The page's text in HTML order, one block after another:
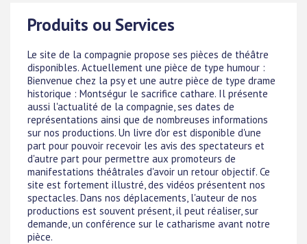
Produits ou Services
Le site de la compagnie propose ses pièces de théâtre
disponibles. Actuellement une pièce de type humour :
Bienvenue chez la psy et une autre pièce de type drame
historique : Montségur le sacrifice cathare. Il présente
aussi l'actualité de la compagnie, ses dates de
représentations ainsi que de nombreuses informations
sur nos productions. Un livre d'or est disponible d'une
part pour pouvoir recevoir les avis des spectateurs et
d'autre part pour permettre aux promoteurs de
manifestations théâtrales d'avoir un retour objectif. Ce
site est fortement illustré, des vidéos présentent nos
spectacles. Dans nos déplacements, l'auteur de nos
productions est souvent présent, il peut réaliser, sur
demande, un conférence sur le catharisme avant notre
pièce.